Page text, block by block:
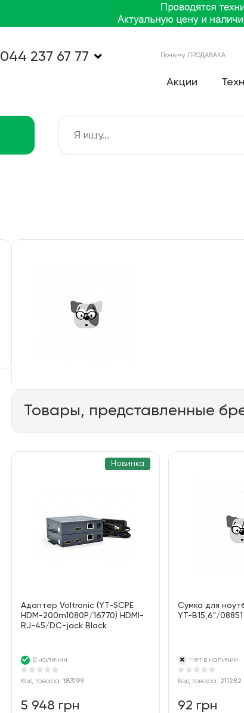
044 237 67 77 Почему ПРОДАВАКА
Акции
Товары, представленные
Новинка
Адаптер Voltronic (YT-SCPE
HDM-200m1080Р/16770) HDMI-
RJ-45/DC-jack Black
В наличии
Код товара: 183199
5 948 грн
Сумка для
YT-B15,6"/
Нет в наличии
Код товара: 211282
92 грн